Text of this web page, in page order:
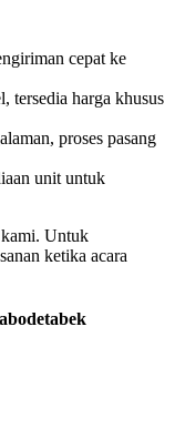
cepat ke
tersedia harga khusus
proses pasang
unit untuk
kami. Untuk
ketika acara